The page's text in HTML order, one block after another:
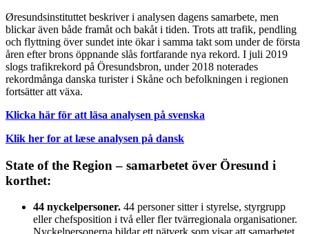
Øresundsinstituttet beskriver i analysen dagens samarbete, men
blickar även både framåt och bakåt i tiden. Trots att trafik, pendling
och flyttning över sundet inte ökar i samma takt som under de första
åren efter brons öppnande slås fortfarande nya rekord. I juli 2019
slogs trafikrekord på Öresundsbron, under 2018 noterades
rekordmånga danska turister i Skåne och befolkningen i regionen
fortsätter att växa.
Klicka här för att läsa analysen på svenska
Klik her for at læse analysen på dansk
State of the Region – samarbetet över Öresund i
korthet:
44 nyckelpersoner. 44 personer sitter i styrelse, styrgrupp
eller chefsposition i två eller fler tvärregionala organisationer.